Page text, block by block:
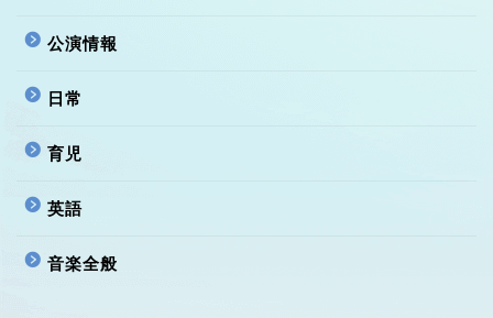
公演情報
日常
育児
英語
音楽全般